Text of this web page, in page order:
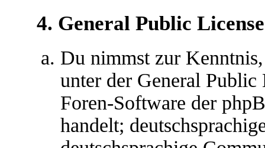
4. General Public License
Du nimmst zur
unter der General
Foren-Software der
handelt;